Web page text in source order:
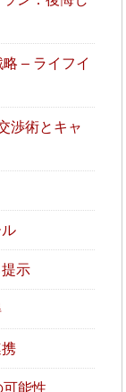
– ライフイ
渉術とキャ
示
能性